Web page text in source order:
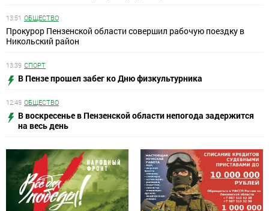
13:51 ОБЩЕСТВО
Прокурор Пензенской области совершил рабочую поездку в
Никольский район
13:39 СПОРТ
В Пензе прошел забег ко Дню физкультурника
12:49 ОБЩЕСТВО
В воскресенье в Пензенской области непогода задержится
на весь день